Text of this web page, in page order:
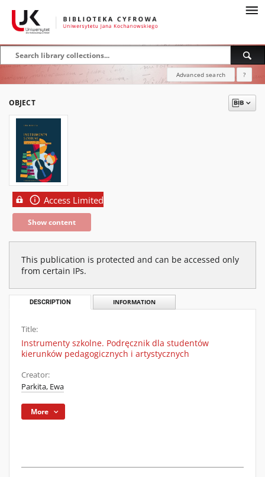
Advanced search ?
OBJECT
Access Limited
Show content
This publication is protected and can be accessed only
from certain IPs.
DESCRIPTION INFORMATION
Title:
Instrumenty szkolne. Podręcznik dla studentów
kierunków pedagogicznych i artystycznych
Creator:
Parkita, Ewa
More